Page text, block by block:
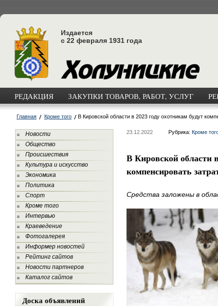
Издается
с 22 февраля 1931 года
РЕДАКЦИЯ ЗАКУПКИ ТОВАРОВ, РАБОТ, УСЛУГ
Главная Кроме того В Кировской области в 2023 году охотникам будут
Новости
Общество
Происшествия
Культура и искусство
Экономика
Политика
Спорт
Кроме того
Интервью
Краеведение
Фотогалерея
Информер новостей
Рейтинг сайтов
Новости партнеров
Каталог сайтов
Доска объявлений
23.12.2022 Рубрика: Кроме
В Кировской области
компенсировать
Средства заложены в